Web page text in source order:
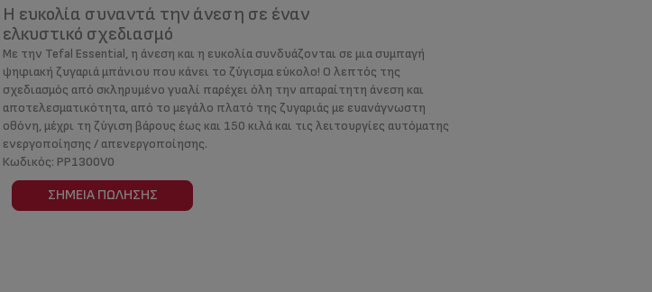
Η ευκολία συναντά την άνεση σε έναν
ελκυστικό σχεδιασμό
Με την Tefal Essential, η άνεση και η ευκολία συνδυάζονται σε μια συμπαγή
ψηφιακή ζυγαριά μπάνιου που κάνει το ζύγισμα εύκολο! Ο λεπτός της
σχεδιασμός από σκληρυμένο γυαλί παρέχει όλη την απαραίτητη άνεση και
αποτελεσματικότητα, από το μεγάλο πλατό της ζυγαριάς με ευανάγνωστη
οθόνη, μέχρι τη ζύγιση βάρους έως και 150 κιλά και τις λειτουργίες αυτόματης
ενεργοποίησης / απενεργοποίησης.
Κωδικός: PP1300V0
ΣΗΜΕΊΑ ΠΏΛΗΣΗΣ